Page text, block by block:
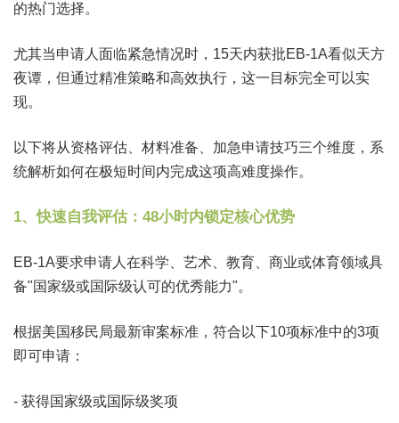
的热门选择。
尤其当申请人面临紧急情况时，15天内获批EB-1A看似天方
夜谭，但通过精准策略和高效执行，这一目标完全可以实
现。
以下将从资格评估、材料准备、加急申请技巧三个维度，系
统解析如何在极短时间内完成这项高难度操作。
1、快速自我评估：48小时内锁定核心优势
EB-1A要求申请人在科学、艺术、教育、商业或体育领域具
备"国家级或国际级认可的优秀能力"。
根据美国移民局最新审案标准，符合以下10项标准中的3项
即可申请：
- 获得国家级或国际级奖项